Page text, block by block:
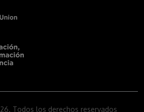
Todos los derechos reservados